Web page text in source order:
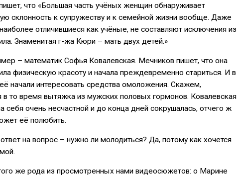
что «Большая часть учёных женщин обнаруживает
склонность к супружеству и к семейной жизни вообще. Даже
отличившиеся как учёные, не составляют исключения из
Знаменитая г-жа Кюри – мать двух детей.»
– математик Софья Ковалевская. Мечников пишет, что она
физическую красоту и начала преждевременно стариться. И в
начали интересовать средства омоложения. Скажем,
в то время вытяжка из мужских половых гормонов. Ковалевская
себя очень несчастной и до конца дней сокрушалась, отчего ж
её полюбить.
на вопрос – нужно ли молодиться? Да, потому как хочется
же рода из просмотренных нами видеосюжетов: о Марине